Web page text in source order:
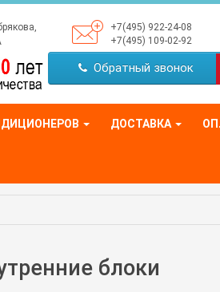
+7(495) 922-24-08
+7(495) 109-02-92
Обратный звонок
ДОСТАВКА
блоки